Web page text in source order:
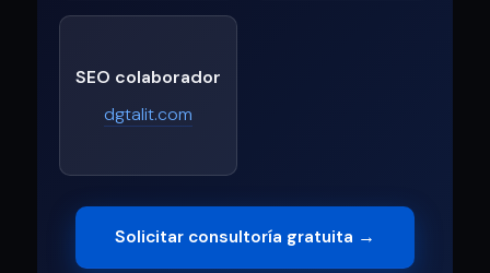
SEO colaborador
dgtalit.com
Solicitar consultoría gratuita →